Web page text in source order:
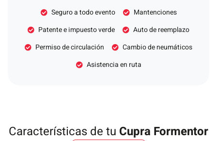
Seguro a todo evento
Mantenciones
Patente e impuesto verde
Auto de reemplazo
Permiso de circulación
Cambio de neumáticos
Asistencia en ruta
Características de tu Cupra Formentor